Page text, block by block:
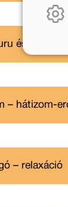
és
– hátizom-
– relaxáció